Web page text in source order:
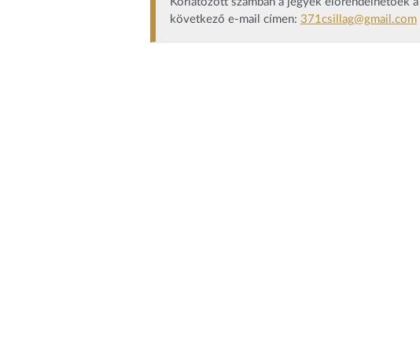
következő e-mail címen: 371csillag@gmail.com